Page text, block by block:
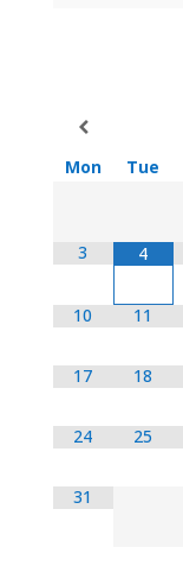
Mon Tue
3 4
10 11
17 18
24 25
31